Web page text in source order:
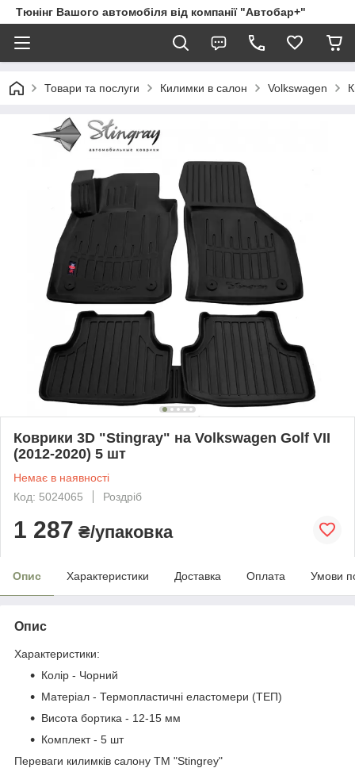
Тюнінг Вашого автомобіля від компанії "Автобар+"
Товари та послуги Килимки в салон Volkswagen
Коврики 3D "Stingray" на Volkswagen Golf VII
(2012-2020) 5 шт
Немає в наявності
Код: 5024065
Роздріб
1 287 ₴/упаковка
Опис Характеристики Доставка Оплата Умови
Опис
Характеристики:
Колір - Чорний
Матеріал - Термопластичні еластомери (ТЕП)
Висота бортика - 12-15 мм
Комплект - 5 шт
Переваги килимків салону ТМ "Stingrey"